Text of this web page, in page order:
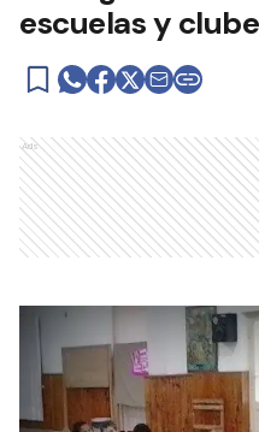
escuelas y
Ads